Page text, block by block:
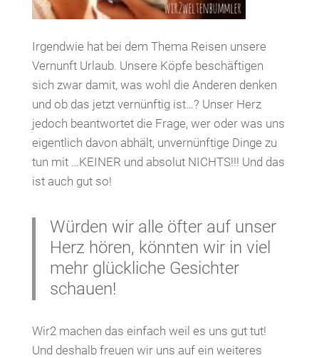
Irgendwie hat bei dem Thema Reisen unsere
Vernunft Urlaub. Unsere Köpfe beschäftigen
sich zwar damit, was wohl die Anderen denken
und ob das jetzt vernünftig ist…? Unser Herz
jedoch beantwortet die Frage, wer oder was uns
eigentlich davon abhält, unvernünftige Dinge zu
tun mit …KEINER und absolut NICHTS!!! Und das
ist auch gut so!
Würden wir alle öfter auf unser
Herz hören, könnten wir in viel
mehr glückliche Gesichter
schauen!
Wir2 machen das einfach weil es uns gut tut!
Und deshalb freuen wir uns auf ein weiteres